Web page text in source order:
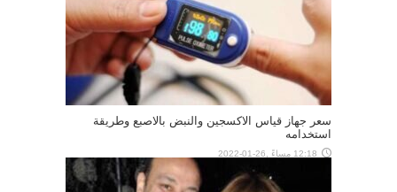
سعر جهاز قياس الاكسجين والنبض بالاصبع وطريقة
استخدامه
12:18 مساءً ,26-01-2022